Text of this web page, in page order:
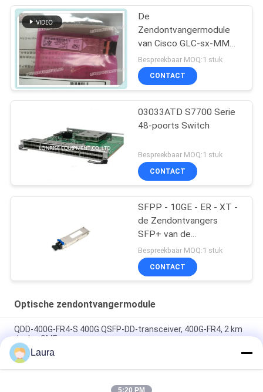
De
Zendontvangermodule
van Cisco GLC-sx-MMD
1000base-SX SFP
Bespreekbaar MOQ:1 stuk
CONTACT
03033ATD S7700 Serie
48-poorts Switch
Bespreekbaar MOQ:1 stuk
CONTACT
SFPP - 10GE - ER - XT -
de Zendontvangers
SFP+ van de
Jeneverbessenrouter
Bespreekbaar MOQ:1 stuk
CONTACT
Optische zendontvangermodule
QDD-400G-FR4-S 400G QSFP-DD-transceiver, 400G-FR4, 2 km
duplex SMF
QDD-400G-DR4-S 400G QSFP-DD-transceiver, 400G-DR4, 500m
Duplex SMF
Laura
5:20 PM